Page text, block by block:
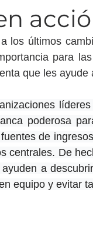
los últimos
para
que les ayude
poderosa
de
centrales. De
a
equipo y evitar